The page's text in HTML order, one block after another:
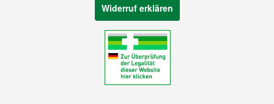
Widerruf erklären